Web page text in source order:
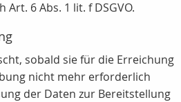
6 Abs. 1 lit. f DSGVO.
sobald sie für die Erreichung
nicht mehr erforderlich
der Daten zur Bereitstellung